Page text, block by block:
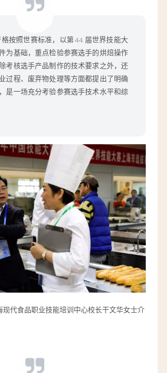
按照世赛标准，以第 44 届世界技能大
为基础，重点检验参赛选手的烘焙操作
考核选手产品制作的技术要求之外，还
过程、废弃物处理等方面都提出了明确
是一场充分考验参赛选手技术水平和综
现代食品职业技能培训中心校长干文华女士介